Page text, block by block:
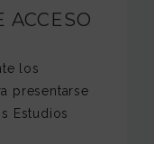
ACCESO
los
presentarse
Estudios